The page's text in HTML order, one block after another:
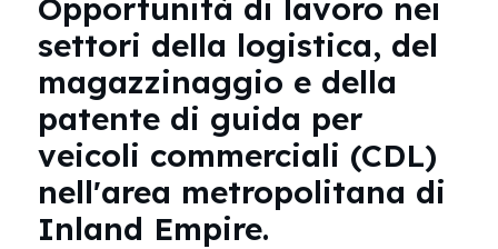
Opportunità di lavoro nei
settori della logistica, del
magazzinaggio e della
patente di guida per
veicoli commerciali (CDL)
nell'area metropolitana di
Inland Empire.